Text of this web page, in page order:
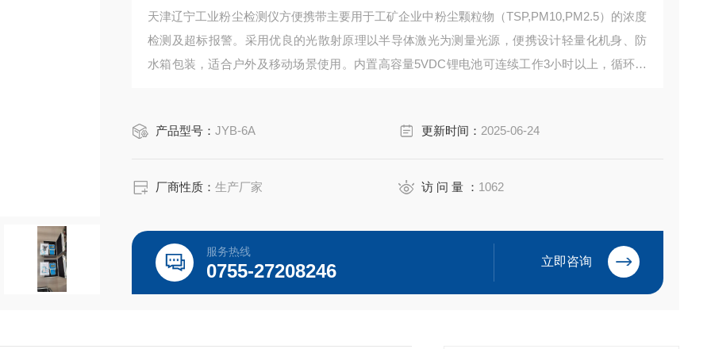
天津辽宁工业粉尘检测仪方便携带主要用于工矿企业中粉尘颗粒物（TSP,PM10,PM2.5）的浓度
检测及超标报警。采用优良的光散射原理以半导体激光为测量光源，‌便携设计‌轻量化机身、防
水箱包装，适合户外及移动场景使用‌。内置高容量5VDC锂电池可连续工作3小时以上，循环充
产品型号：JYB-6A 更新时间： 2025-06-24
厂商性质：生产厂家 访 问 量 ： 1062
服务热线
0755-27208246 立即咨询